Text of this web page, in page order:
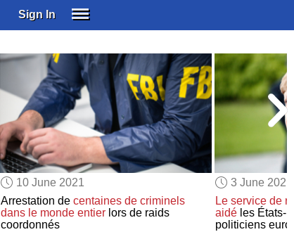
Sign In
SUBSCRIBE
EDUCATIONAL LICENSES
GIFT CARDS
OTHER LANGUAGES
ABOUT US
ALEXA
ADJUST COLORS
10 June 2021
Arrestation de centaines de criminels
dans le monde entierlors de raids
coordonnés
3 June 2021
Le service de
aidé les États-
politiciens